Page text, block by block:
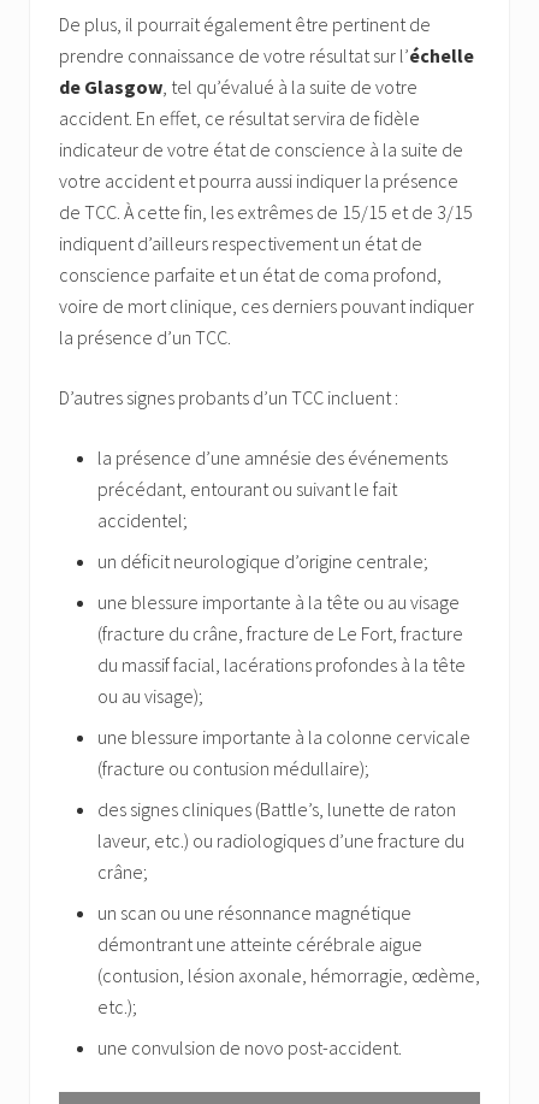
De plus, il pourrait également être pertinent de
prendre connaissance de votre résultat sur l’échelle
de Glasgow, tel qu’évalué à la suite de votre
accident. En effet, ce résultat servira de fidèle
indicateur de votre état de conscience à la suite de
votre accident et pourra aussi indiquer la présence
de TCC. À cette fin, les extrêmes de 15/15 et de 3/15
indiquent d’ailleurs respectivement un état de
conscience parfaite et un état de coma profond,
voire de mort clinique, ces derniers pouvant indiquer
la présence d’un TCC.
D’autres signes probants d’un TCC incluent :
la présence d’une amnésie des événements
précédant, entourant ou suivant le fait
accidentel;
un déficit neurologique d’origine centrale;
une blessure importante à la tête ou au visage
(fracture du crâne, fracture de Le Fort, fracture
du massif facial, lacérations profondes à la tête
ou au visage);
une blessure importante à la colonne cervicale
(fracture ou contusion médullaire);
des signes cliniques (Battle’s, lunette de raton
laveur, etc.) ou radiologiques d’une fracture du
crâne;
un scan ou une résonnance magnétique
démontrant une atteinte cérébrale aigue
(contusion, lésion axonale, hémorragie, œdème,
etc.);
une convulsion de novo post-accident.